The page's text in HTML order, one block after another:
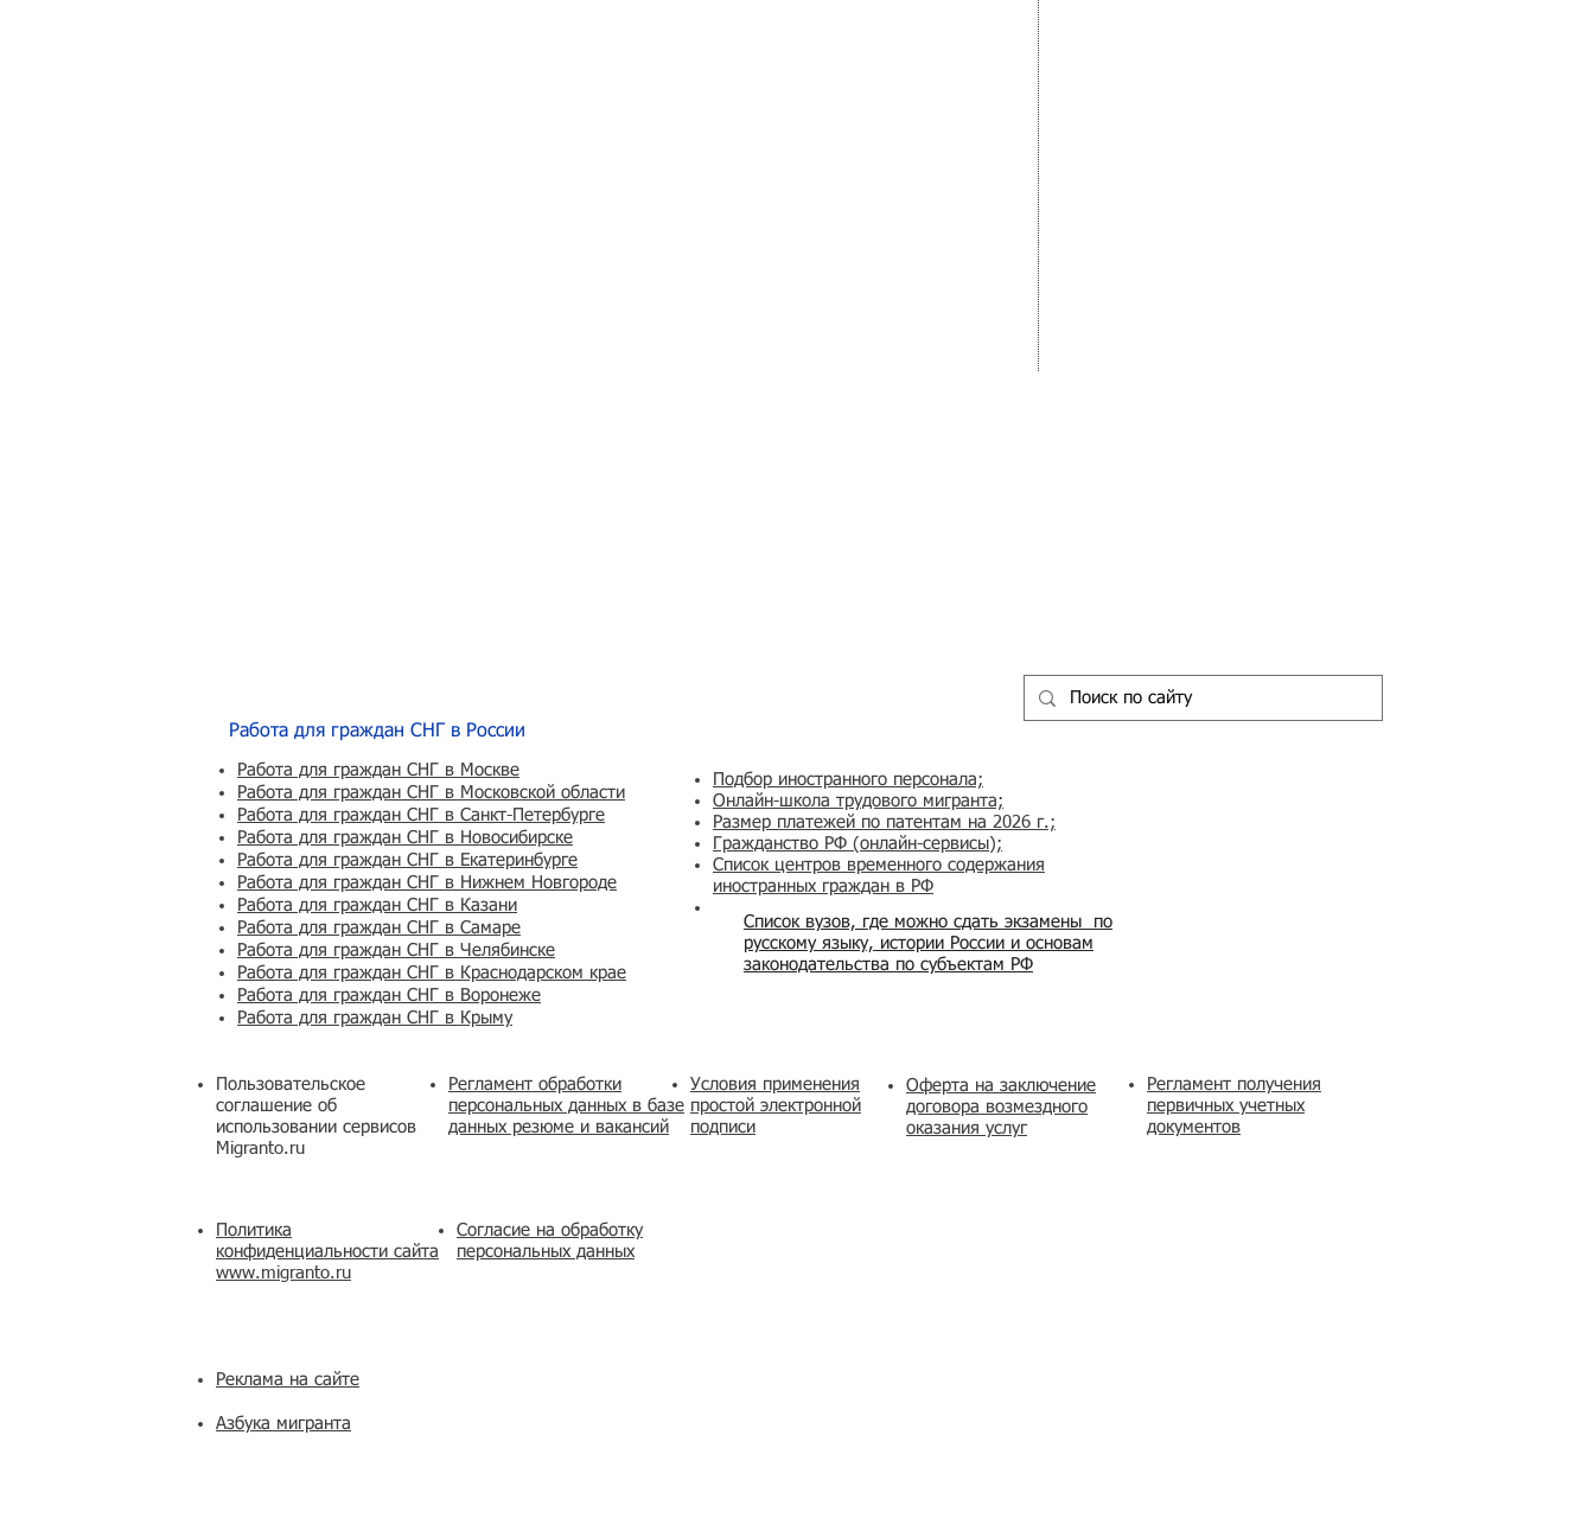
Работа для граждан СНГ в России
Работа для граждан СНГ в Москве
Работа для граждан СНГ в Московской области
Работа для граждан СНГ в Санкт-Петербурге
Работа для граждан СНГ в Новосибирске
Работа для граждан СНГ в Екатеринбурге
Работа для граждан СНГ в Нижнем Новгороде
Работа для граждан СНГ в Казани
Работа для граждан СНГ в Самаре
Работа для граждан СНГ в Челябинске
Работа для граждан СНГ в Краснодарском крае
Работа для граждан СНГ в Воронеже
Работа для граждан СНГ в Крыму
Пользовательское
соглашение об
использовании сервисов
Migranto.ru
Регламент обработки
персональных данных в базе
данных резюме и вакансий
Политика
конфиденциальности сайта
www.migranto.ru
Согласие на обработку
персональных данных
Реклама на сайте
Азбука мигранта
Список вузов, где можно сдать экзамены по
русскому языку, истории России и основам
законодательства по субъектам РФ
Подбор иностранного персонала;
Онлайн-школа трудового мигранта;
Размер платежей по патентам на 2026 г.;
Гражданство РФ (онлайн-сервисы);
Список центров временного содержания
иностранных граждан в РФ
Условия применения
простой электронной
подписи
​Оферта на заключение
договора возмездного
оказания услуг
Регламент получения
первичных учетных
документов